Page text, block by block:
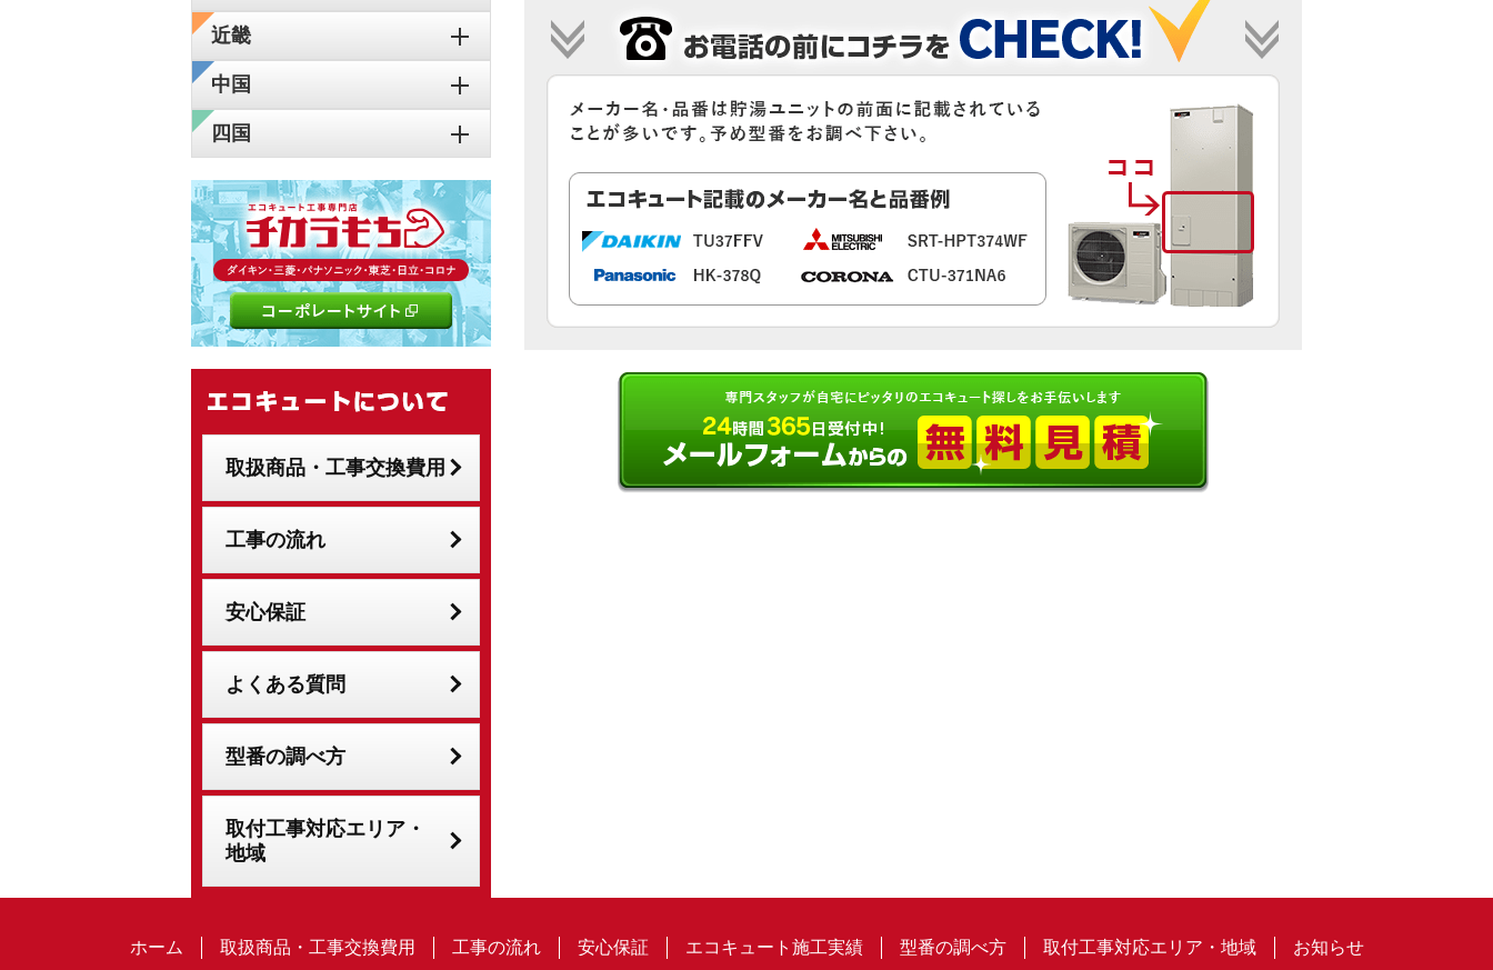
近畿
中国
四国
取扱商品・工事交換費用
工事の流れ
安心保証
よくある質問
型番の調べ方
取付工事対応エリア・
地域
ホーム 取扱商品・工事交換費用 工事の流れ 安心保証 エコキュート施工実績 型番の調べ方 取付工事対応エリア・地域 お知らせ